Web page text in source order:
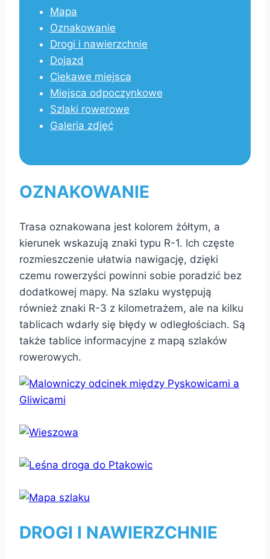
Mapa
Oznakowanie
Drogi i nawierzchnie
Dojazd
Ciekawe miejsca
Miejsca odpoczynkowe
Szlaki rowerowe
Galeria zdjęć
OZNAKOWANIE
Trasa oznakowana jest kolorem żółtym, a
kierunek wskazują znaki typu R-1. Ich częste
rozmieszczenie ułatwia nawigację, dzięki
czemu rowerzyści powinni sobie poradzić bez
dodatkowej mapy. Na szlaku występują
również znaki R-3 z kilometrażem, ale na kilku
tablicach wdarły się błędy w odległościach. Są
także tablice informacyjne z mapą szlaków
rowerowych.
DROGI I NAWIERZCHNIE